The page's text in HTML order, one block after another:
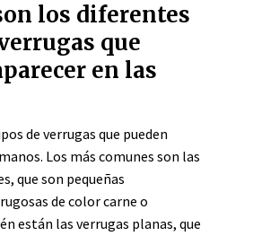
los diferentes
que
en las
de verrugas que pueden
Los más comunes son las
que son pequeñas
de color carne o
están las verrugas planas, que